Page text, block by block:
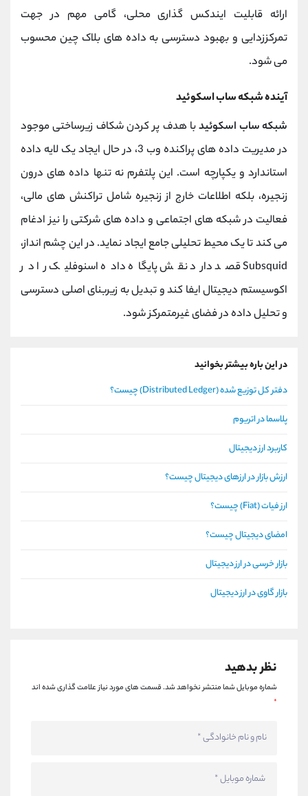
ارائه قابلیت ایندکس ‌گذاری محلی، گامی مهم در جهت
تمرکززدایی و بهبود دسترسی به داده ‌های بلاک چین محسوب
می‌ شود.
آینده شبکه ساب اسکوئید
شبکه ساب ‌اسکوئیدبا هدف پر کردن شکاف زیرساختی موجود
در مدیریت داده ‌های پراکنده وب 3، در حال ایجاد یک لایه داده
استاندارد و یکپارچه است. این پلتفرم نه تنها داده ‌های درون
زنجیره، بلکه اطلاعات خارج از زنجیره شامل تراکنش ‌های مالی،
فعالیت در شبکه‌ های اجتماعی و داده ‌های شرکتی را نیز ادغام
می‌ کند تا یک محیط تحلیلی جامع ایجاد نماید. در این چشم ‌انداز،
Subsquid قصد دارد نقش پایگاه داده اسنوفلیک را در
اکوسیستم دیجیتال ایفا کند و تبدیل به زیربنای اصلی دسترسی
و تحلیل داده در فضای غیرمتمرکز شود.
در این باره بیشتر بخوانید
دفتر کل توزیع شده (Distributed Ledger) چیست؟
پلاسما در اتریوم
کاربرد ارز دیجیتال
ارزش بازار در ارزهای دیجیتال چیست؟
ارز فیات (Fiat) چیست؟
امضای دیجیتال چیست؟
بازار خرسی در ارز دیجیتال
بازار گاوی در ارز دیجیتال
نظر بدهید
شماره موبایل شما منتشر نخواهد شد.قسمت های مورد نیاز علامت گذاری شده اند
*